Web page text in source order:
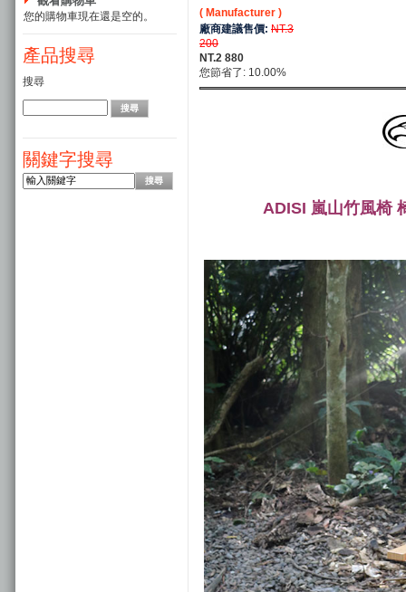
您的購物車現在還是空的。
產品搜尋
搜尋
關鍵字搜尋
( Manufacturer )
廠商建議售價: NT.3
200
NT.2 880
您節省了: 10.00%
ADISI 嵐山竹風椅